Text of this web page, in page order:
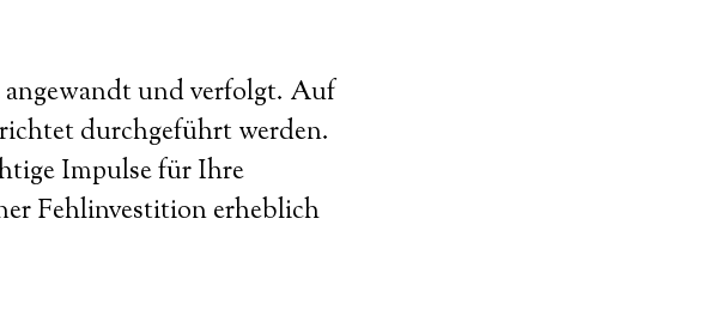
angewandt und verfolgt. Auf
durchgeführt werden.
Impulse für Ihre
Fehlinvestition erheblich